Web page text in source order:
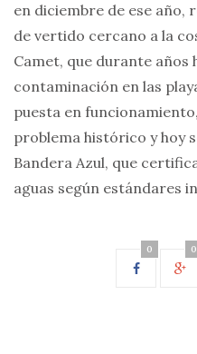
en diciembre de ese año,
de vertido cercano a la
Camet, que durante años
contaminación en las
puesta en
problema histórico y hoy
Bandera Azul, que
aguas según estándares
0 0